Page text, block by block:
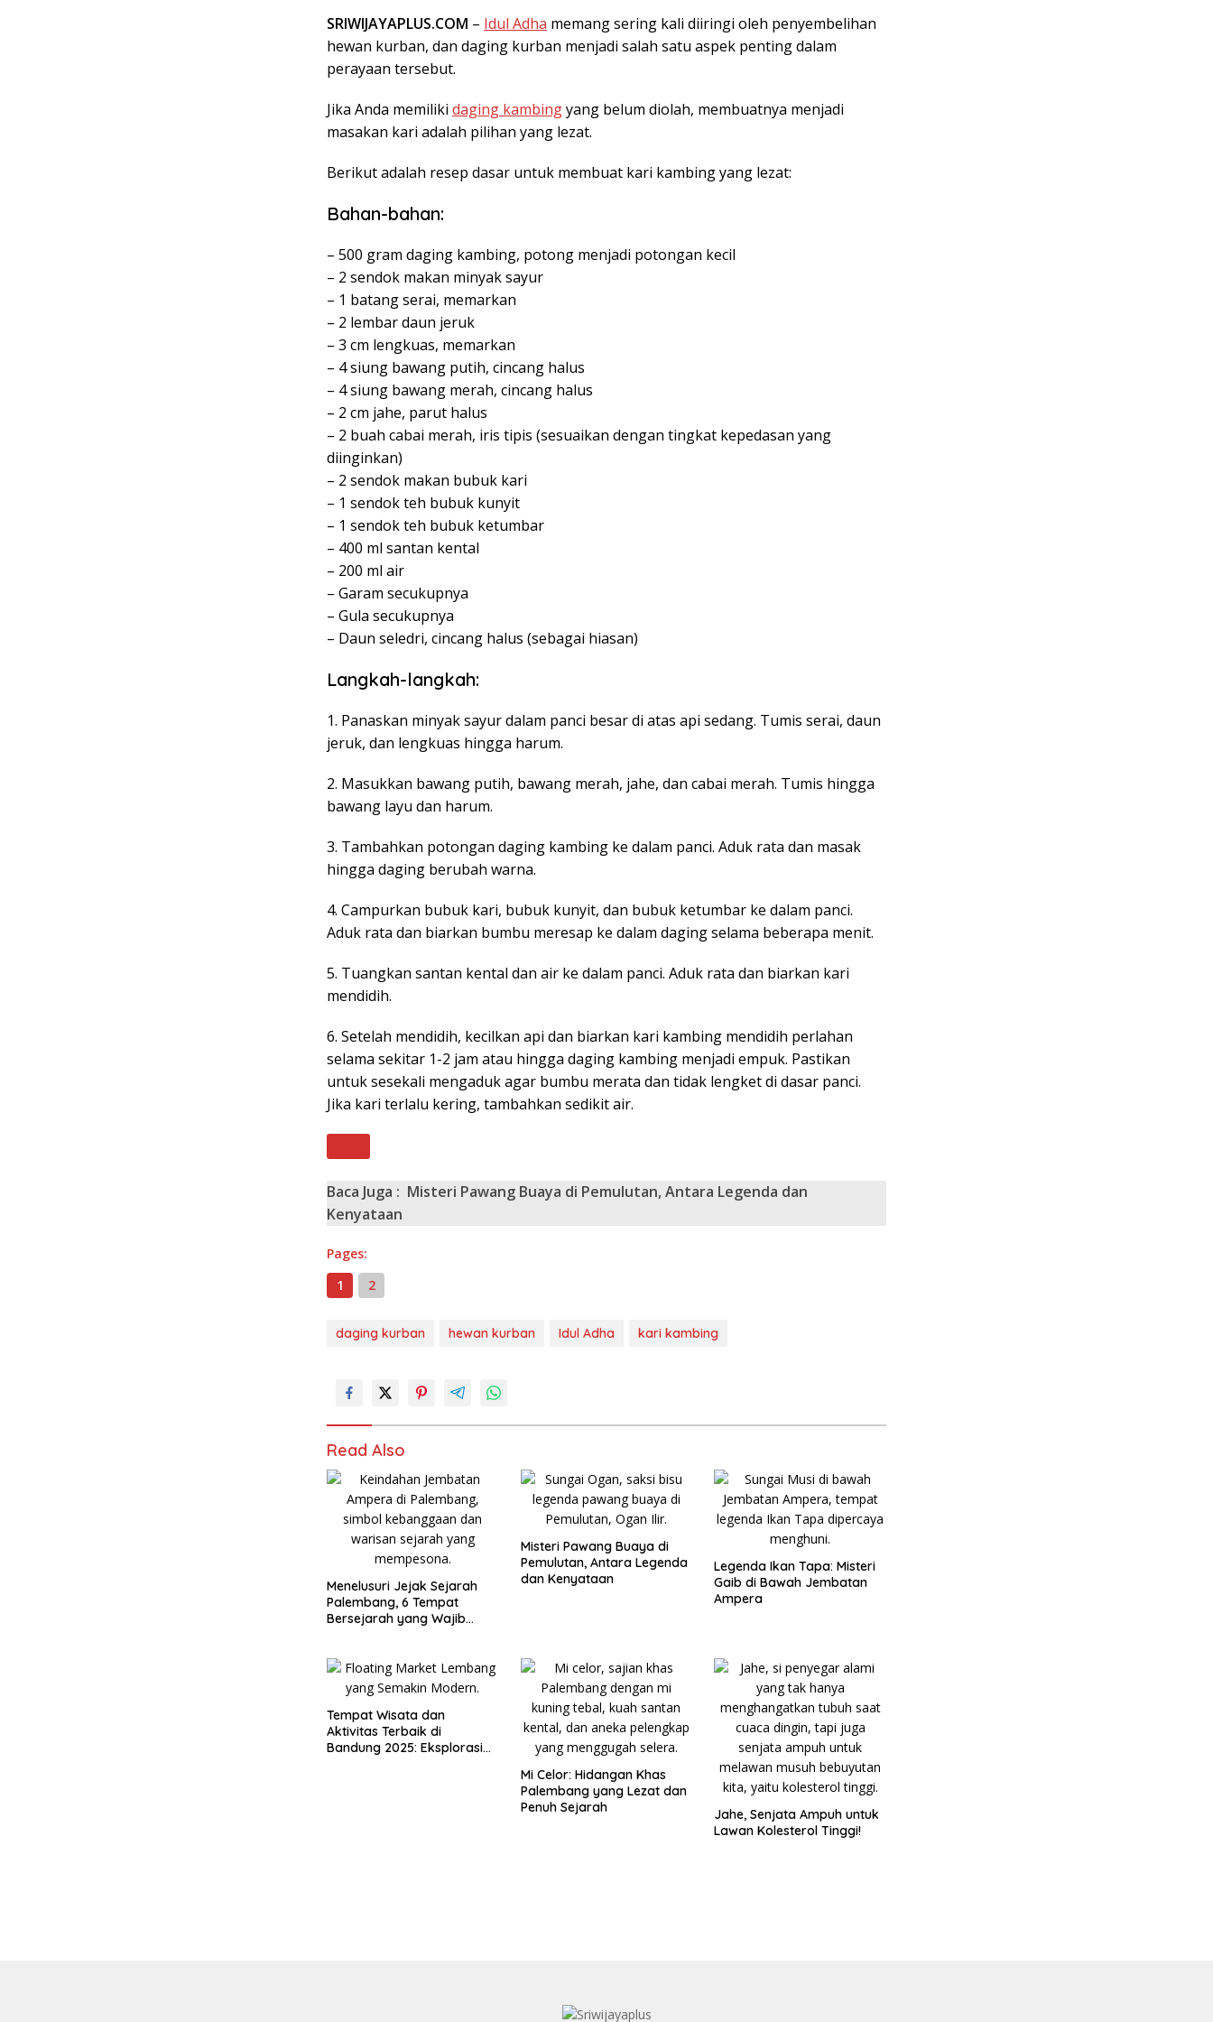
SRIWIJAYAPLUS.COM – Idul Adha memang sering kali diiringi oleh penyembelihan
hewan kurban, dan daging kurban menjadi salah satu aspek penting dalam
perayaan tersebut.
Jika Anda memiliki daging kambingyang belum diolah, membuatnya menjadi
masakan kari adalah pilihan yang lezat.
Berikut adalah resep dasar untuk membuat kari kambing yang lezat:
Bahan-bahan:
– 500 gram daging kambing, potong menjadi potongan kecil
– 2 sendok makan minyak sayur
– 1 batang serai, memarkan
– 2 lembar daun jeruk
– 3 cm lengkuas, memarkan
– 4 siung bawang putih, cincang halus
– 4 siung bawang merah, cincang halus
– 2 cm jahe, parut halus
– 2 buah cabai merah, iris tipis (sesuaikan dengan tingkat kepedasan yang
diinginkan)
– 2 sendok makan bubuk kari
– 1 sendok teh bubuk kunyit
– 1 sendok teh bubuk ketumbar
– 400 ml santan kental
– 200 ml air
– Garam secukupnya
– Gula secukupnya
– Daun seledri, cincang halus (sebagai hiasan)
Langkah-langkah:
1. Panaskan minyak sayur dalam panci besar di atas api sedang. Tumis serai, daun
jeruk, dan lengkuas hingga harum.
2. Masukkan bawang putih, bawang merah, jahe, dan cabai merah. Tumis hingga
bawang layu dan harum.
3. Tambahkan potongan daging kambing ke dalam panci. Aduk rata dan masak
hingga daging berubah warna.
4. Campurkan bubuk kari, bubuk kunyit, dan bubuk ketumbar ke dalam panci.
Aduk rata dan biarkan bumbu meresap ke dalam daging selama beberapa menit.
5. Tuangkan santan kental dan air ke dalam panci. Aduk rata dan biarkan kari
mendidih.
6. Setelah mendidih, kecilkan api dan biarkan kari kambing mendidih perlahan
selama sekitar 1-2 jam atau hingga daging kambing menjadi empuk. Pastikan
untuk sesekali mengaduk agar bumbu merata dan tidak lengket di dasar panci.
Jika kari terlalu kering, tambahkan sedikit air.
Baca Juga : Misteri Pawang Buaya di Pemulutan, Antara Legenda dan
Kenyataan
Pages:
1
2
daging kurban hewan kurban Idul Adha kari kambing
Read Also
Menelusuri Jejak Sejarah
Palembang, 6 Tempat
Bersejarah yang Wajib
Misteri Pawang Buaya di
Pemulutan, Antara Legenda
dan Kenyataan
Legenda Ikan Tapa: Misteri
Gaib di Bawah Jembatan
Ampera
Tempat Wisata dan
Aktivitas Terbaik di
Bandung 2025: Eksplorasi
Mi Celor: Hidangan Khas
Palembang yang Lezat dan
Penuh Sejarah
Jahe, Senjata Ampuh untuk
Lawan Kolesterol Tinggi!